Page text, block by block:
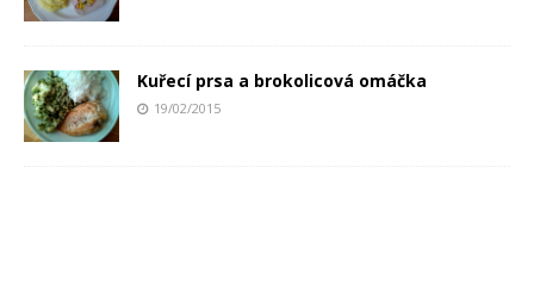
Kuřecí prsa a brokolicová omáčka
19/02/2015